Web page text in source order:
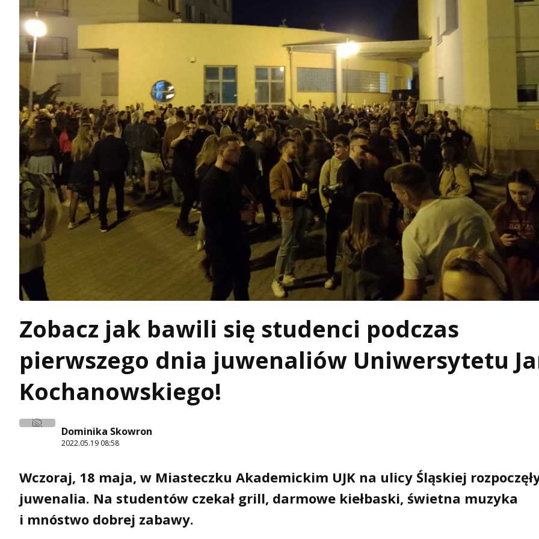
Zobacz jak bawili się studenci podczas
pierwszego dnia juwenaliów Uniwersytetu
Kochanowskiego!
Dominika Skowron
2022.05.19 08:58
Wczoraj, 18 maja, w Miasteczku Akademickim UJK na ulicy Śląskiej
juwenalia. Na studentów czekał grill, darmowe kiełbaski, świetna muzyka
i mnóstwo dobrej zabawy.